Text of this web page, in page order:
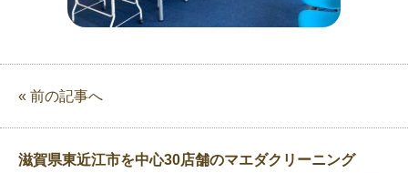
« 前の記事へ
滋賀県東近江市を中心30店舗のマエダクリーニング